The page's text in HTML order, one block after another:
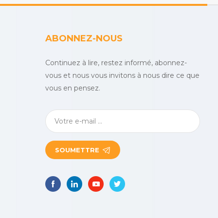
ABONNEZ-NOUS
Continuez à lire, restez informé, abonnez-
vous et nous vous invitons à nous dire ce que
vous en pensez.
SOUMETTRE